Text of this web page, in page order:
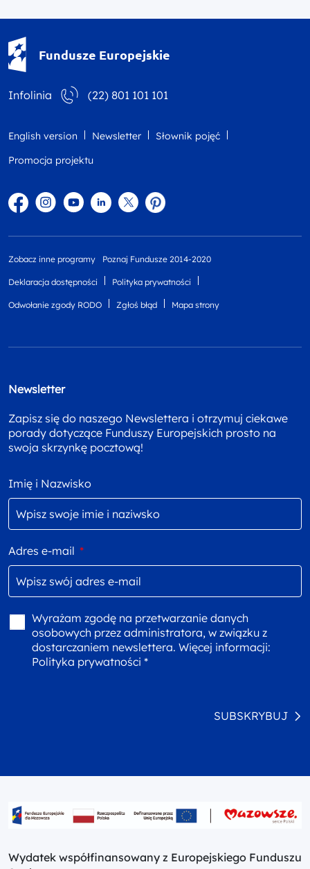
Fundusze Europejskie
Infolinia (22) 801 101 101
English version Newsletter
Słownik pojęć
Promocja projektu
FacebookInstagram
YouTubeLinkedintwitterPinterest
Zobacz inne programy Poznaj Fundusze 2014-2020
Deklaracja dostępności Polityka prywatności
Odwołanie zgody RODO Zgłoś błąd Mapa strony
Newsletter
Zapisz się do naszego Newslettera i otrzymuj ciekawe
porady dotyczące Funduszy Europejskich prosto na
swoja skrzynkę pocztową!
Imię i Nazwisko
Adres e-mail *
Wyrażam zgodę na przetwarzanie danych
osobowych przez administratora, w związku z
dostarczaniem newslettera. Więcej informacji:
Polityka prywatności *
SUBSKRYBUJ
Wydatek współfinansowany z Europejskiego Funduszu